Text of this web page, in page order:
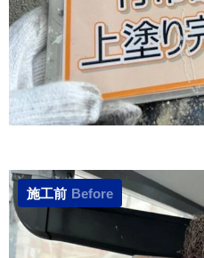
施工前 Before